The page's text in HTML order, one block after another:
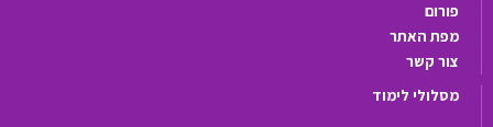
פורום
מפת האתר
צור קשר
מסלולי לימוד